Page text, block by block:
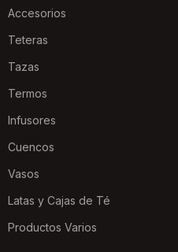
Accesorios
Teteras
Tazas
Termos
Infusores
Cuencos
Vasos
Latas y Cajas de Té
Productos Varios